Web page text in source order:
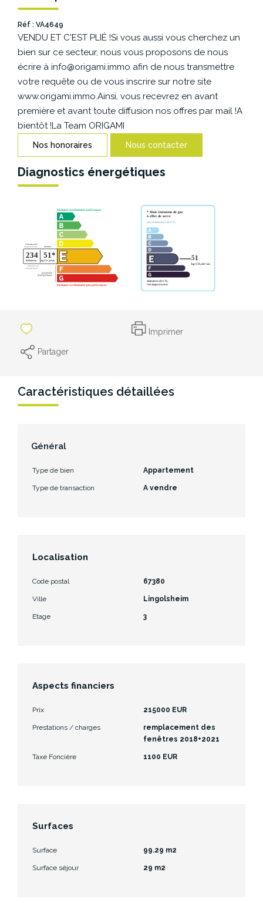
ESPACE BAILLEURS
ESPACE VENDEUR
CONTACT
Réf : VA4649
VENDU ET C'EST PLIÉ !Si vous aussi vous cherchez un
bien sur ce secteur, nous vous proposons de nous
écrire à info@origami.immo afin de nous transmettre
votre requête ou de vous inscrire sur notre site
www.origami.immo.Ainsi, vous recevrez en avant
première et avant toute diffusion nos offres par mail !A
bientôt !La Team ORIGAMI
Nos honoraires Nous contacter
Diagnostics énergétiques
Imprimer
Partager
Caractéristiques détaillées
Général
Type de bien Appartement
Type de transaction A vendre
Localisation
Code postal 67380
Ville Lingolsheim
Etage 3
Aspects financiers
Prix 215000 EUR
Prestations / charges
remplacement des
fenêtres 2018+2021
Taxe Foncière 1100 EUR
Surfaces
Surface 99.29 m2
Surface séjour 29 m2